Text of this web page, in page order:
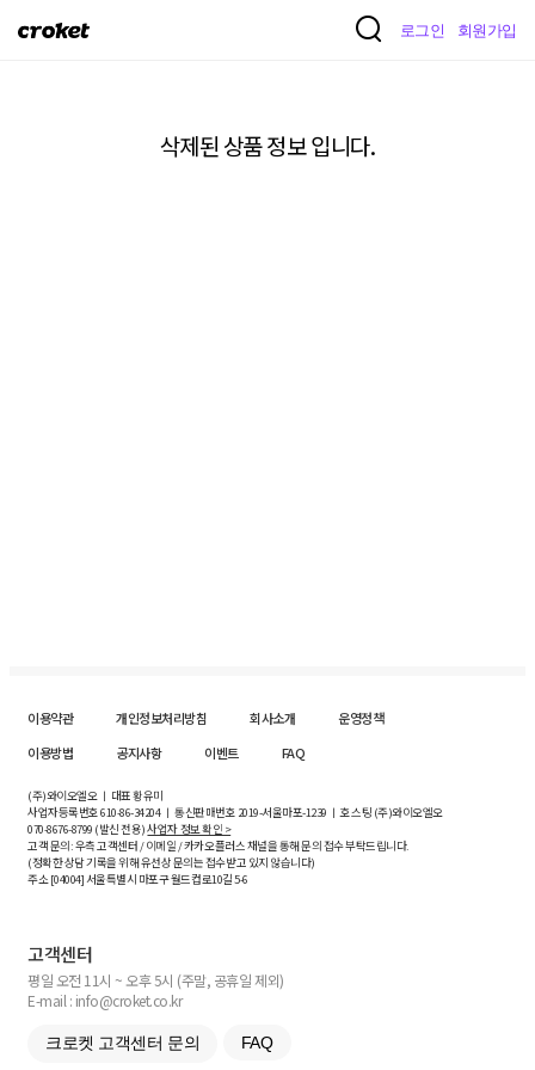
크
로그인 회원가입
삭제된 상품 정보 입니다.
이용약관 개인정보처리방침 회사소개
운영정책
이용방법
공지사항 이벤트 FAQ
(주)와이오엘오 ㅣ 대표 황유미
사업자등록번호610-86-34204ㅣ 통신판매번호 2019-서울마포-1239 ㅣ 호스팅 (주)와이오엘오
070-8676-8799 (발신 전용)사업자 정보 확인 >
고객 문의: 우측 고객센터 / 이메일 / 카카오플러스 채널을 통해 문의 접수 부탁드립니다.
(정확한 상담 기록을 위해 유선상 문의는 접수받고 있지 않습니다)
주소 [04004] 서울특별시 마포구 월드컵로10길5-6
고객센터
평일 오전 11시 ~ 오후 5시 (주말, 공휴일 제외)
E-mail : info@croket.co.kr
크로켓 고객센터 문의 FAQ